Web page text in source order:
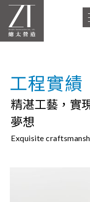
工程實績
精湛工藝，實
夢想
Exquisite